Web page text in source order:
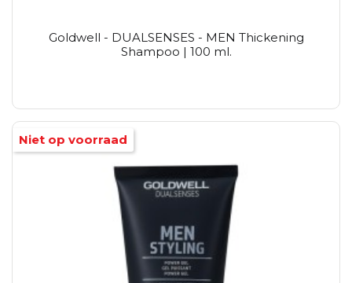
Goldwell - DUALSENSES - MEN Thickening
Shampoo | 100 ml.
Niet op voorraad